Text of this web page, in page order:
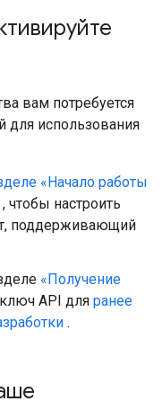
вам потребуется
для использования
«Начало работы
, чтобы настроить
поддерживающий
«Получение
API для ранее
.